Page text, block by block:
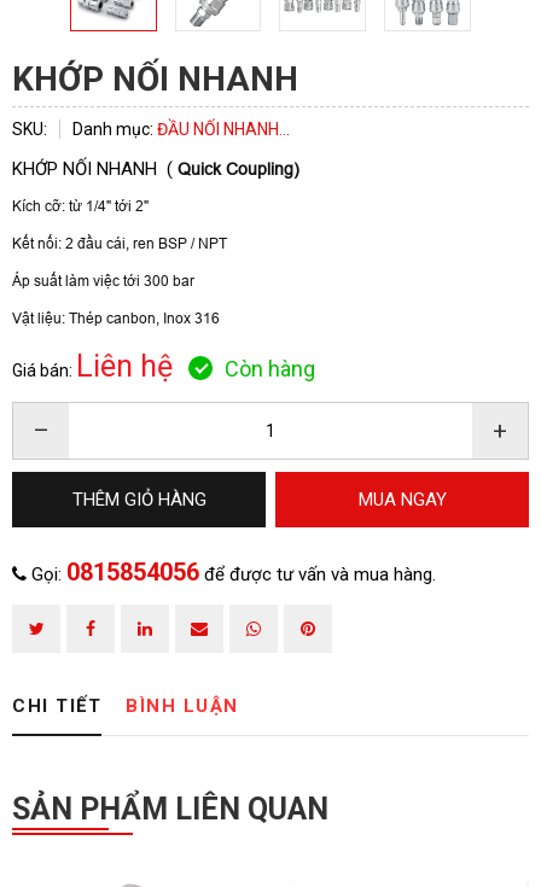
KHỚP NỐI NHANH
SKU: Danh mục: ĐẦU NỐI NHANH...
KHỚP NỐI NHANH ( Quick Coupling)
Kích cỡ: từ 1/4" tới 2"
Kết nối: 2 đầu cái, ren BSP / NPT
Áp suất làm việc tới 300 bar
Vật liệu: Thép canbon, Inox 316
Giá bán: Liên hệ Còn hàng
– +
THÊM GIỎ HÀNG MUA NGAY
Gọi: 0815854056 để được tư vấn và mua hàng.
CHI TIẾT BÌNH LUẬN
SẢN PHẨM LIÊN QUAN
ĐĂNG KÝ TƯ VẤN
HOÀN THÀNH